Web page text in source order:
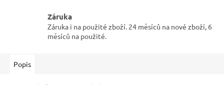
Záruka
Záruka i na použité zboží. 24 měsíců na nové zboží, 6
měsíců na použité.
Popis